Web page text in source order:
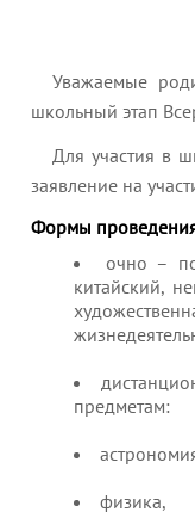
Уважаемые
школьный этап
Для участия в
заявление на
Формы
очно –
китайский,
предметам:
физика,